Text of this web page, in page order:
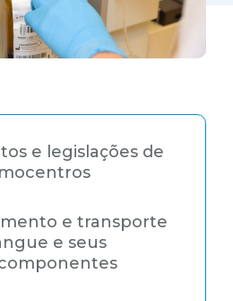
e legislações de
e transporte
e seus